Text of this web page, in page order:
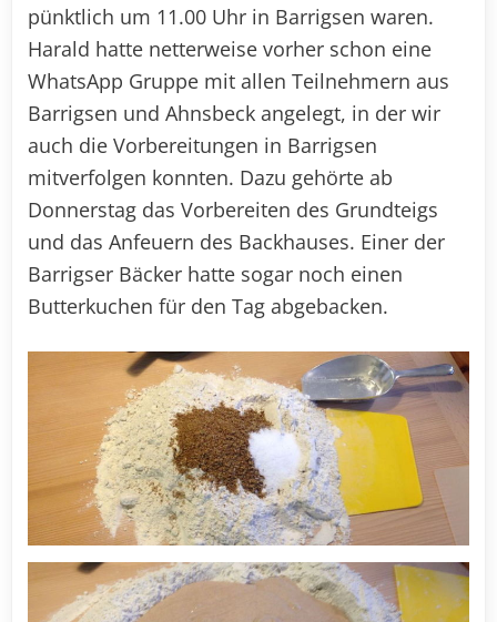
pünktlich um 11.00 Uhr in Barrigsen waren.
Harald hatte netterweise vorher schon eine
WhatsApp Gruppe mit allen Teilnehmern aus
Barrigsen und Ahnsbeck angelegt, in der wir
auch die Vorbereitungen in Barrigsen
mitverfolgen konnten. Dazu gehörte ab
Donnerstag das Vorbereiten des Grundteigs
und das Anfeuern des Backhauses. Einer der
Barrigser Bäcker hatte sogar noch einen
Butterkuchen für den Tag abgebacken.